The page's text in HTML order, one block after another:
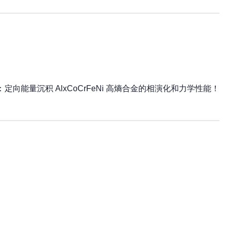
定向能量沉积 AlxCoCrFeNi 高熵合金的相演化和力学性能！